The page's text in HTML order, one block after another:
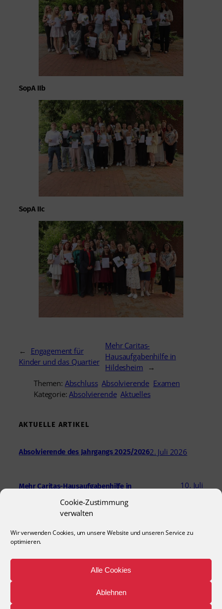
Cookie-Zustimmung
verwalten
Wir verwenden Cookies, um unsere Website und unseren Service zu
optimieren.
Alle Cookies
Ablehnen
SopA IIb
SopA IIc
←
Engagement für
Kinder und das Quartier
Mehr Caritas-
Hausaufgabenhilfe in
Hildesheim
→
Themen: Abschluss Absolvierende Examen
Kategorie:Absolvierende Aktuelles
AKTUELLE ARTIKEL
Absolvierende des Jahrgangs 2025/20262. Juli 2026
Mehr Caritas-Hausaufgabenhilfe in
10. Juli
Engagement für Kinder und das Quartier 24. Juni 2026
„Zusammen geht was“
18. Juni